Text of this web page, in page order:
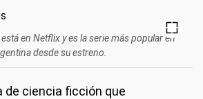
en Netflix y es la serie más popular en
desde su estreno.
de ciencia ficción que